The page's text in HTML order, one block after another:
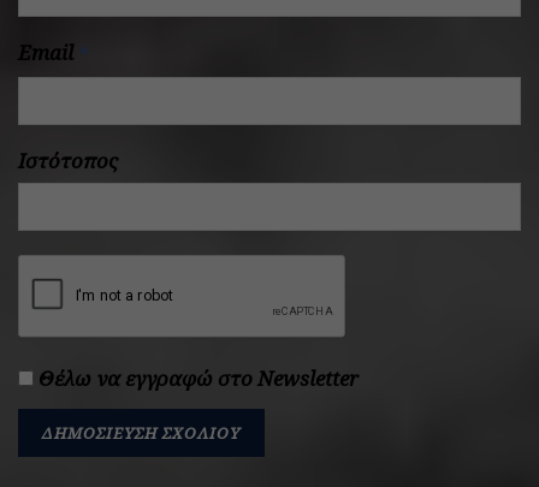
Email *
Ιστότοπος
Θέλω να εγγραφώ στο Newsletter